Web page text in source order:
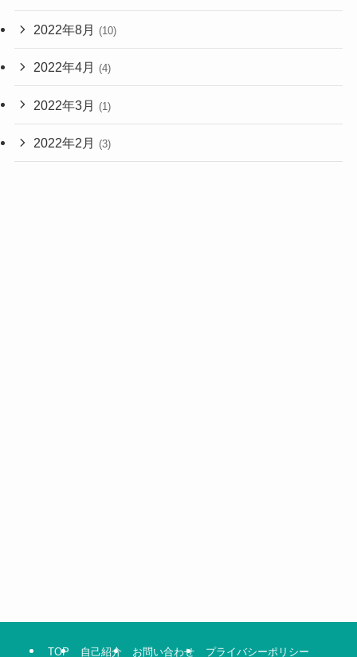
2022年8月 (10)
2022年4月 (4)
2022年3月 (1)
2022年2月 (3)
TOP 自己紹介 お問い合わせ プライバシーポリシー